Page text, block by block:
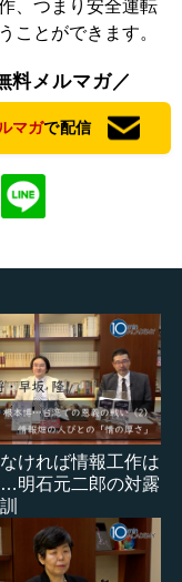
、つまり安全運転
ことができます。
料メルマガ／
マガで配信
ければ情報工作は
明石元二郎の対露